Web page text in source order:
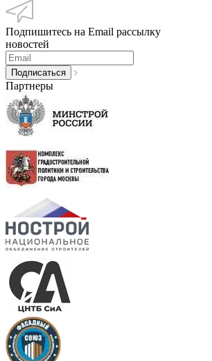
Подпишитесь на Email рассылку
новостей
Партнеры